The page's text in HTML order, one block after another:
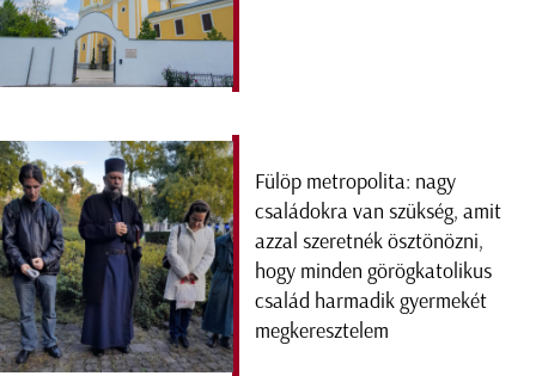
Fülöp metropolita: nagy
családokra van szükség, amit
azzal szeretnék ösztönözni,
hogy minden görögkatolikus
család harmadik gyermekét
megkeresztelem